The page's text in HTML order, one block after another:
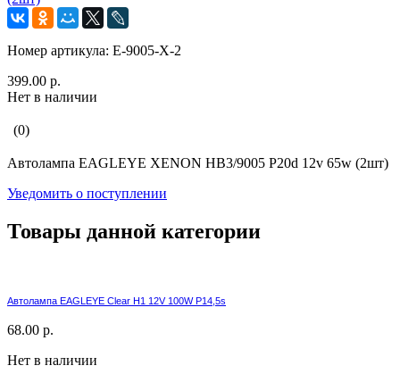
Номер артикула: E-9005-X-2
399.00 р.
Нет в наличии
(0)
Автолампа EAGLEYE XENON HB3/9005 P20d 12v 65w (2шт)
Уведомить о поступлении
Товары данной категории
Автолампа EAGLEYE Clear H1 12V 100W P14,5s
68.00 р.
Нет в наличии